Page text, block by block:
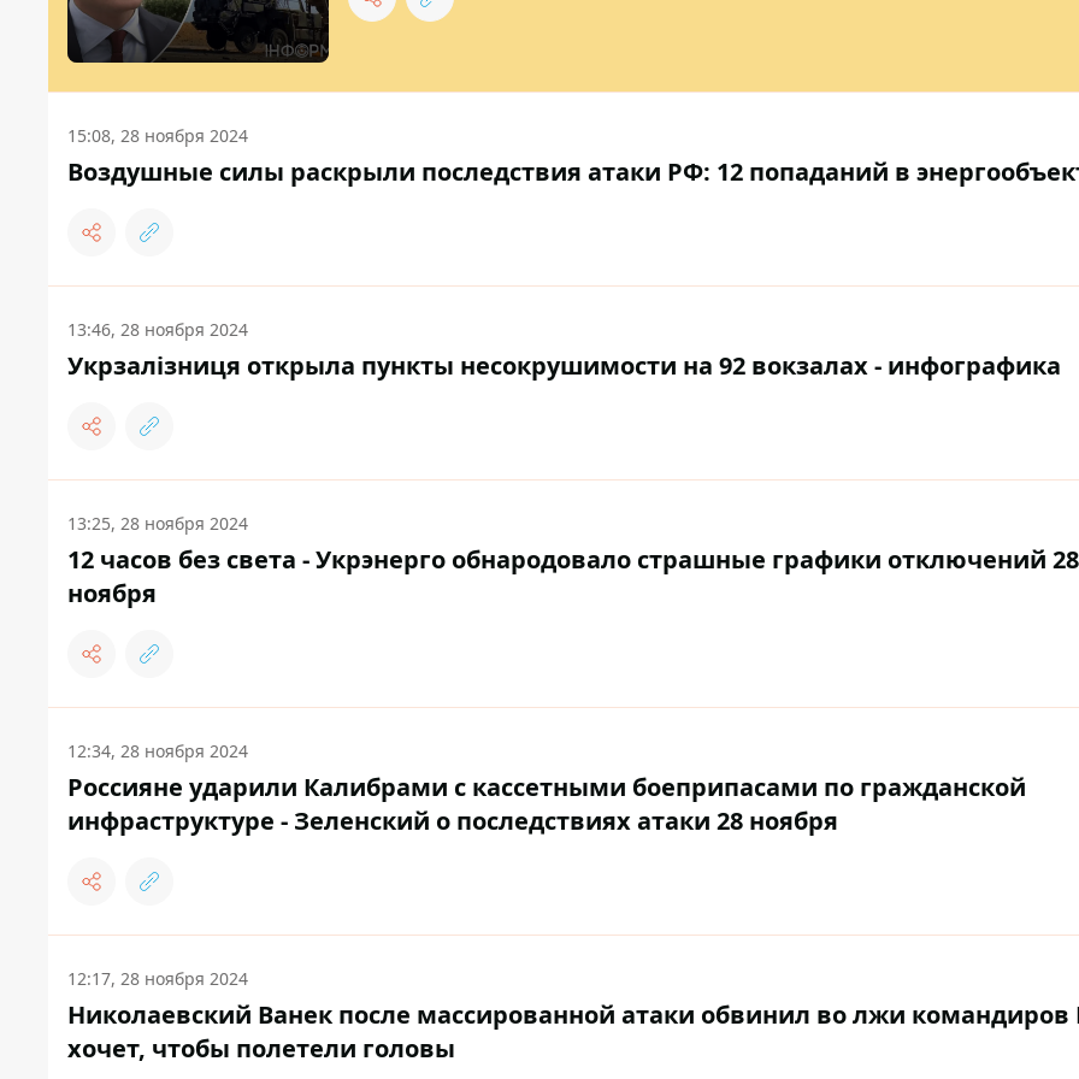
15:08, 28 ноября 2024
Воздушные силы раскрыли последствия атаки РФ: 12 попаданий в
13:46, 28 ноября 2024
Укрзалізниця открыла пункты несокрушимости на 92 вокзалах - инфографика
13:25, 28 ноября 2024
12 часов без света - Укрэнерго обнародовало страшные графики отключений 28
ноября
12:34, 28 ноября 2024
Россияне ударили Калибрами с кассетными боеприпасами по гражданской
инфраструктуре - Зеленский о последствиях атаки 28 ноября
12:17, 28 ноября 2024
Николаевский Ванек после массированной атаки обвинил во лжи
хочет, чтобы полетели головы